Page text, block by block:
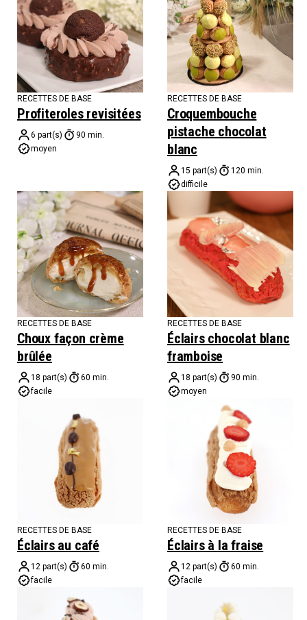
RECETTES DE BASE
Profiteroles revisitées
6 part(s)
90 min.
moyen
RECETTES DE BASE
Croquembouche
pistache chocolat
blanc
15 part(s)
120 min.
difficile
RECETTES DE BASE
Choux façon crème
brûlée
18 part(s)
60 min.
facile
RECETTES DE BASE
Éclairs chocolat blanc
framboise
18 part(s)
90 min.
moyen
RECETTES DE BASE
Éclairs au café
12 part(s)
60 min.
facile
RECETTES DE BASE
Éclairs à la fraise
12 part(s)
60 min.
facile